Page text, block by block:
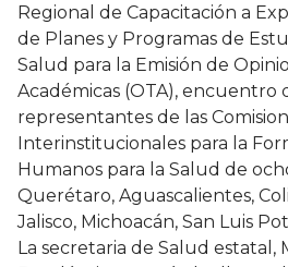
Regional de Capacitación a
de Planes y Programas de
Salud para la Emisión de
Académicas (OTA), encuentro
representantes de las
Interinstitucionales para la
Humanos para la Salud de
Querétaro, Aguascalientes,
Jalisco, Michoacán, San Luis
La secretaria de Salud estatal,